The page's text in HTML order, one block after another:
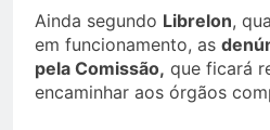
Ainda segundo Librelon,
em funcionamento, as
pela Comissão, que ficará
encaminhar aos órgãos